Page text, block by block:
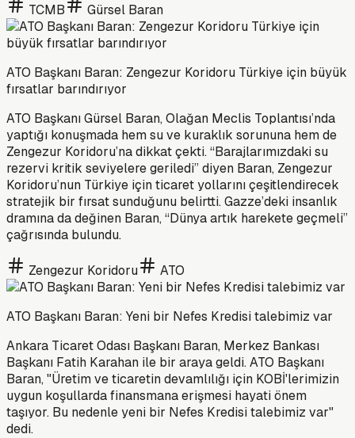
TCMB Gürsel Baran
ATO Başkanı Baran: Zengezur Koridoru Türkiye için büyük
fırsatlar barındırıyor
ATO Başkanı Gürsel Baran, Olağan Meclis Toplantısı’nda
yaptığı konuşmada hem su ve kuraklık sorununa hem de
Zengezur Koridoru’na dikkat çekti. “Barajlarımızdaki su
rezervi kritik seviyelere geriledi” diyen Baran, Zengezur
Koridoru’nun Türkiye için ticaret yollarını çeşitlendirecek
stratejik bir fırsat sunduğunu belirtti. Gazze’deki insanlık
dramına da değinen Baran, “Dünya artık harekete geçmeli”
çağrısında bulundu.
Zengezur Koridoru ATO
ATO Başkanı Baran: Yeni bir Nefes Kredisi talebimiz var
Ankara Ticaret Odası Başkanı Baran, Merkez Bankası
Başkanı Fatih Karahan ile bir araya geldi. ATO Başkanı
Baran, "Üretim ve ticaretin devamlılığı için KOBİ'lerimizin
uygun koşullarda finansmana erişmesi hayati önem
taşıyor. Bu nedenle yeni bir Nefes Kredisi talebimiz var"
dedi.